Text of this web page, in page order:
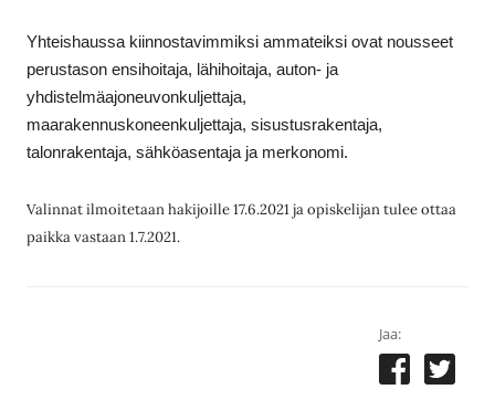
Yhteishaussa kiinnostavimmiksi ammateiksi ovat nousseet
perustason ensihoitaja, lähihoitaja, auton- ja
yhdistelmäajoneuvonkuljettaja,
maarakennuskoneenkuljettaja, sisustusrakentaja,
talonrakentaja, sähköasentaja ja merkonomi.
Valinnat ilmoitetaan hakijoille 17.6.2021 ja opiskelijan tulee ottaa
paikka vastaan 1.7.2021.
Jaa: